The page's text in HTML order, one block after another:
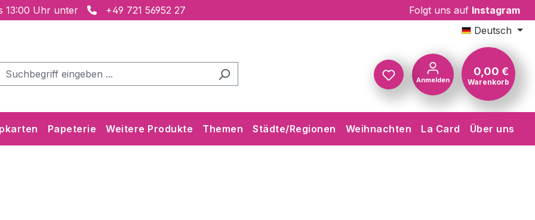
13:00 Uhr unter +49 721 56952 27 Folgt uns auf Instagram
Deutsch
Anmelden
0,00 €
Warenkorb
Papeterie Weitere Produkte Themen Städte/Regionen Weihnachten La Card Über uns